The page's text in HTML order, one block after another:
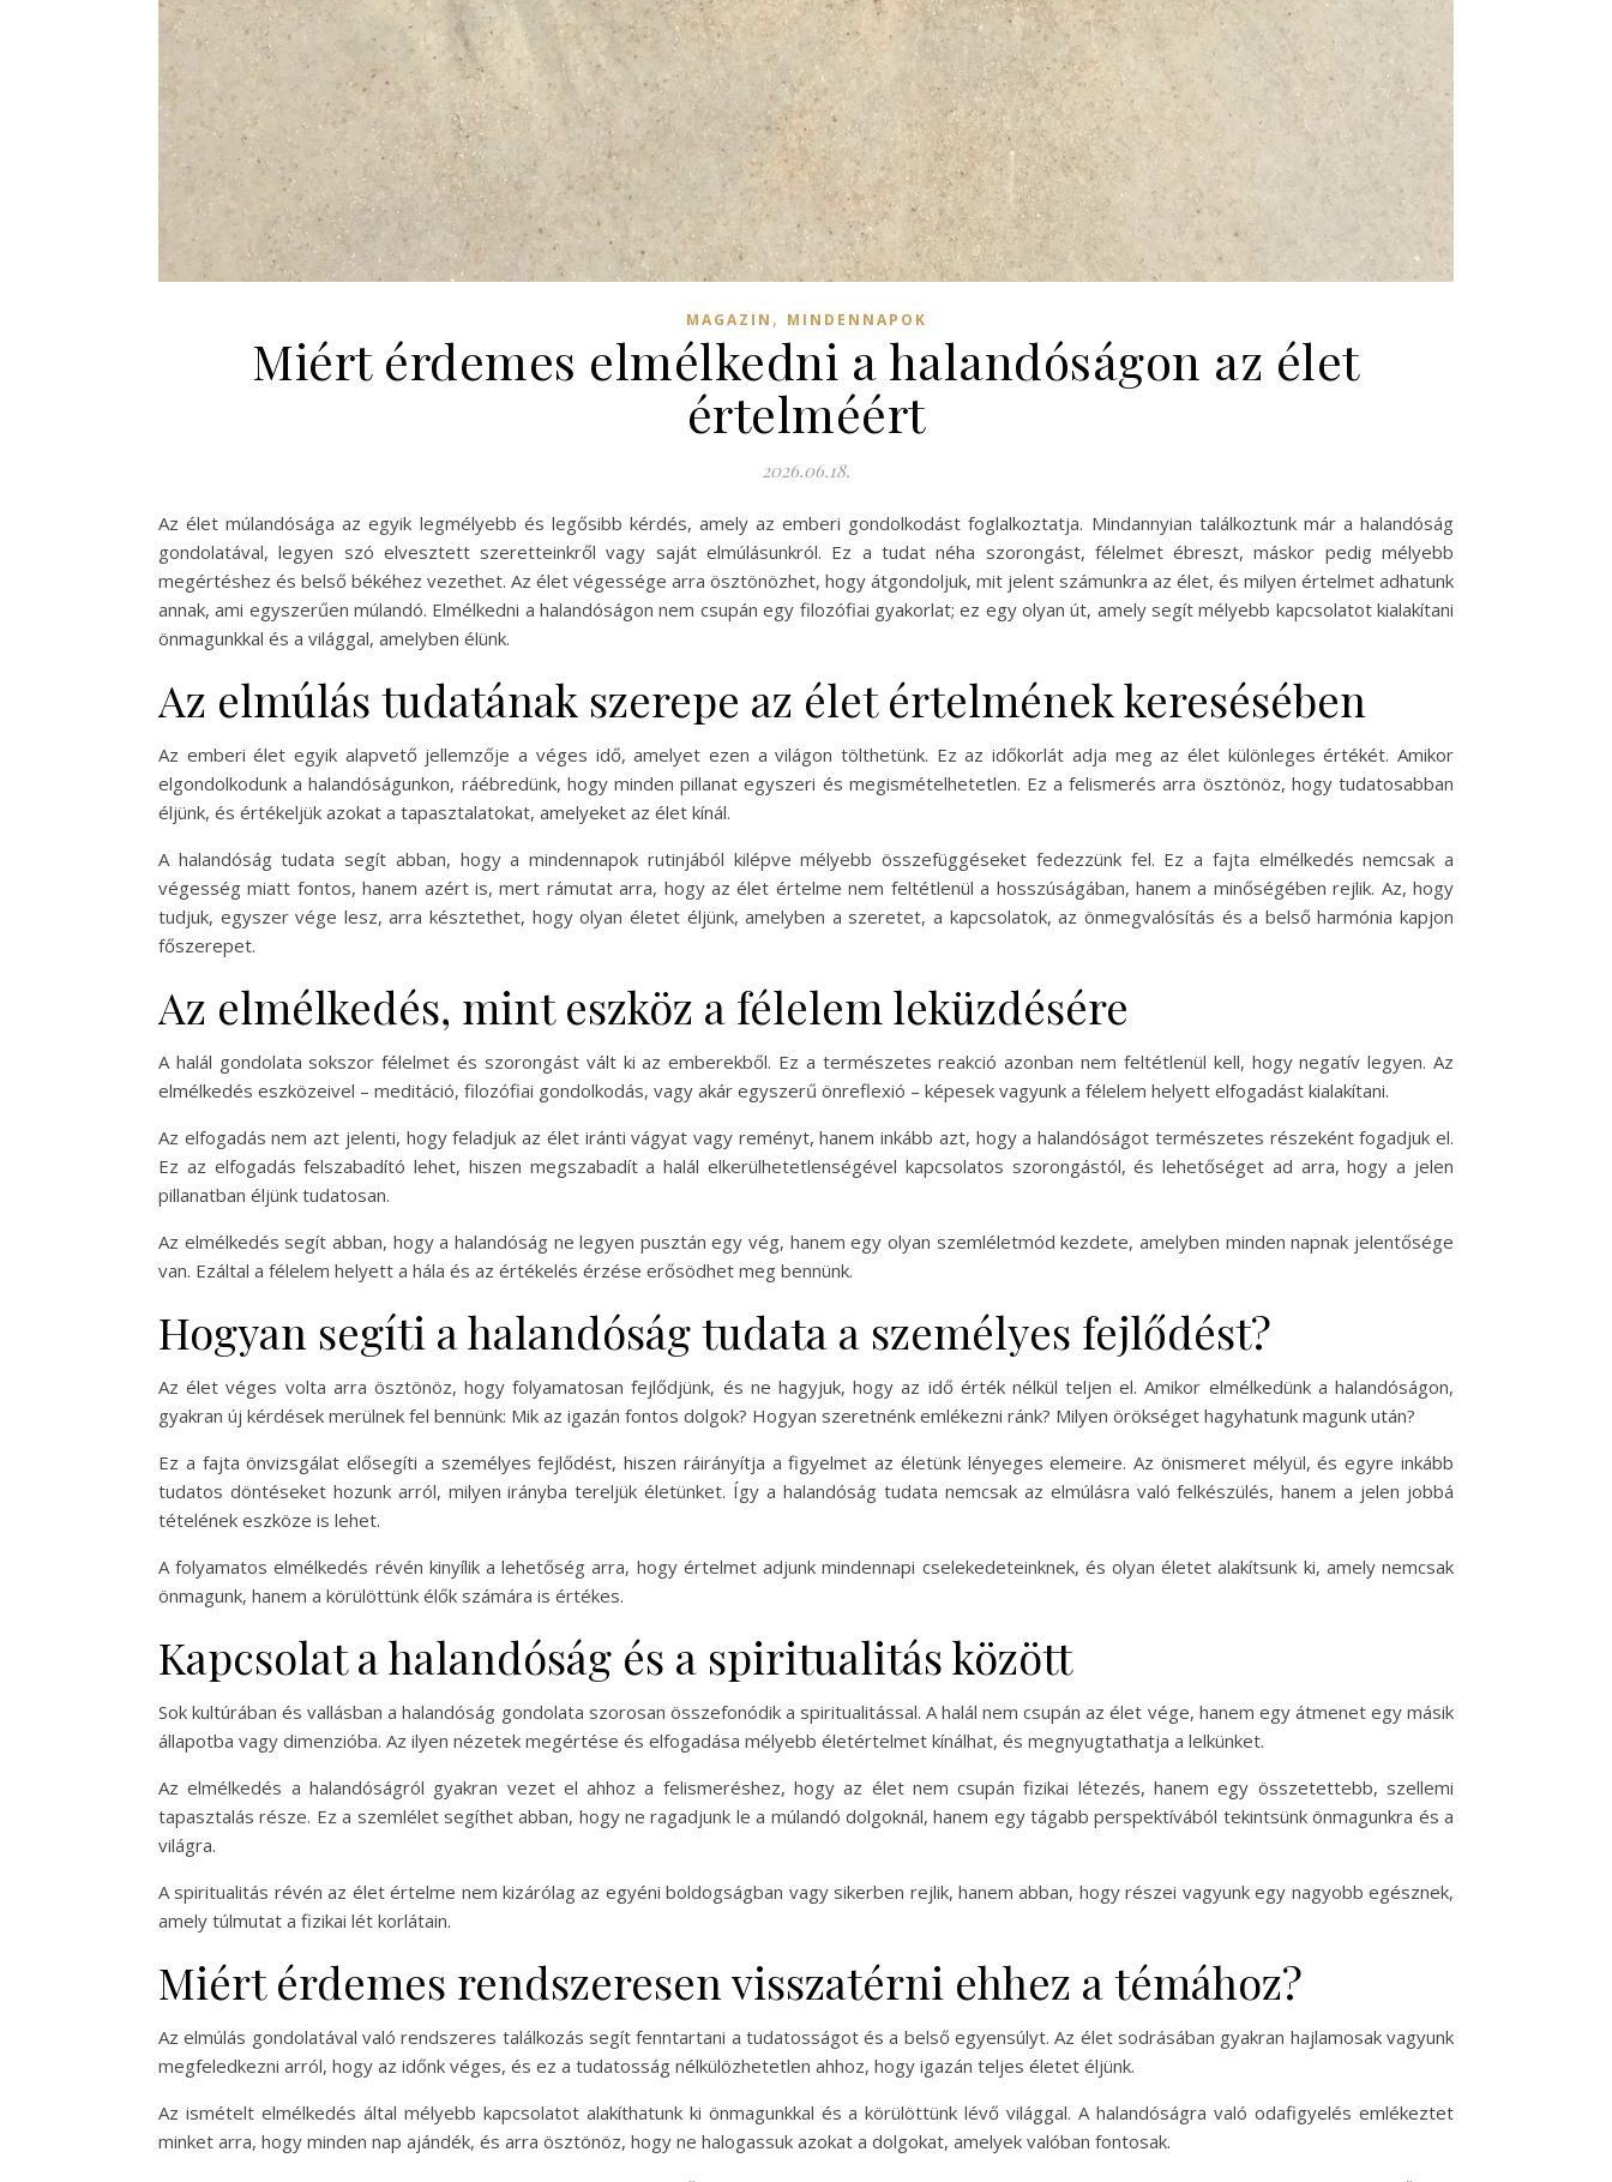
MAGAZIN , MINDENNAPOK
Miért érdemes elmélkedni a halandóságon az élet
értelméért
2026.06.18.
Az élet múlandósága az egyik legmélyebb és legősibb kérdés, amely az emberi gondolkodást foglalkoztatja. Mindannyian találkoztunk már a halandóság
gondolatával, legyen szó elvesztett szeretteinkről vagy saját elmúlásunkról. Ez a tudat néha szorongást, félelmet ébreszt, máskor pedig mélyebb
megértéshez és belső békéhez vezethet. Az élet végessége arra ösztönözhet, hogy átgondoljuk, mit jelent számunkra az élet, és milyen értelmet adhatunk
annak, ami egyszerűen múlandó. Elmélkedni a halandóságon nem csupán egy filozófiai gyakorlat; ez egy olyan út, amely segít mélyebb kapcsolatot kialakítani
önmagunkkal és a világgal, amelyben élünk.
Az elmúlás tudatának szerepe az élet értelmének keresésében
Az emberi élet egyik alapvető jellemzője a véges idő, amelyet ezen a világon tölthetünk. Ez az időkorlát adja meg az élet különleges értékét. Amikor
elgondolkodunk a halandóságunkon, ráébredünk, hogy minden pillanat egyszeri és megismételhetetlen. Ez a felismerés arra ösztönöz, hogy tudatosabban
éljünk, és értékeljük azokat a tapasztalatokat, amelyeket az élet kínál.
A halandóság tudata segít abban, hogy a mindennapok rutinjából kilépve mélyebb összefüggéseket fedezzünk fel. Ez a fajta elmélkedés nemcsak a
végesség miatt fontos, hanem azért is, mert rámutat arra, hogy az élet értelme nem feltétlenül a hosszúságában, hanem a minőségében rejlik. Az, hogy
tudjuk, egyszer vége lesz, arra késztethet, hogy olyan életet éljünk, amelyben a szeretet, a kapcsolatok, az önmegvalósítás és a belső harmónia kapjon
főszerepet.
Az elmélkedés, mint eszköz a félelem leküzdésére
A halál gondolata sokszor félelmet és szorongást vált ki az emberekből. Ez a természetes reakció azonban nem feltétlenül kell, hogy negatív legyen. Az
elmélkedés eszközeivel – meditáció, filozófiai gondolkodás, vagy akár egyszerű önreflexió – képesek vagyunk a félelem helyett elfogadást kialakítani.
Az elfogadás nem azt jelenti, hogy feladjuk az élet iránti vágyat vagy reményt, hanem inkább azt, hogy a halandóságot természetes részeként fogadjuk el.
Ez az elfogadás felszabadító lehet, hiszen megszabadít a halál elkerülhetetlenségével kapcsolatos szorongástól, és lehetőséget ad arra, hogy a jelen
pillanatban éljünk tudatosan.
Az elmélkedés segít abban, hogy a halandóság ne legyen pusztán egy vég, hanem egy olyan szemléletmód kezdete, amelyben minden napnak jelentősége
van. Ezáltal a félelem helyett a hála és az értékelés érzése erősödhet meg bennünk.
Hogyan segíti a halandóság tudata a személyes fejlődést?
Az élet véges volta arra ösztönöz, hogy folyamatosan fejlődjünk, és ne hagyjuk, hogy az idő érték nélkül teljen el. Amikor elmélkedünk a halandóságon,
gyakran új kérdések merülnek fel bennünk: Mik az igazán fontos dolgok? Hogyan szeretnénk emlékezni ránk? Milyen örökséget hagyhatunk magunk után?
Ez a fajta önvizsgálat elősegíti a személyes fejlődést, hiszen ráirányítja a figyelmet az életünk lényeges elemeire. Az önismeret mélyül, és egyre inkább
tudatos döntéseket hozunk arról, milyen irányba tereljük életünket. Így a halandóság tudata nemcsak az elmúlásra való felkészülés, hanem a jelen jobbá
tételének eszköze is lehet.
A folyamatos elmélkedés révén kinyílik a lehetőség arra, hogy értelmet adjunk mindennapi cselekedeteinknek, és olyan életet alakítsunk ki, amely nemcsak
önmagunk, hanem a körülöttünk élők számára is értékes.
Kapcsolat a halandóság és a spiritualitás között
Sok kultúrában és vallásban a halandóság gondolata szorosan összefonódik a spiritualitással. A halál nem csupán az élet vége, hanem egy átmenet egy másik
állapotba vagy dimenzióba. Az ilyen nézetek megértése és elfogadása mélyebb életértelmet kínálhat, és megnyugtathatja a lelkünket.
Az elmélkedés a halandóságról gyakran vezet el ahhoz a felismeréshez, hogy az élet nem csupán fizikai létezés, hanem egy összetettebb, szellemi
tapasztalás része. Ez a szemlélet segíthet abban, hogy ne ragadjunk le a múlandó dolgoknál, hanem egy tágabb perspektívából tekintsünk önmagunkra és a
világra.
A spiritualitás révén az élet értelme nem kizárólag az egyéni boldogságban vagy sikerben rejlik, hanem abban, hogy részei vagyunk egy nagyobb egésznek,
amely túlmutat a fizikai lét korlátain.
Miért érdemes rendszeresen visszatérni ehhez a témához?
Az elmúlás gondolatával való rendszeres találkozás segít fenntartani a tudatosságot és a belső egyensúlyt. Az élet sodrásában gyakran hajlamosak vagyunk
megfeledkezni arról, hogy az időnk véges, és ez a tudatosság nélkülözhetetlen ahhoz, hogy igazán teljes életet éljünk.
Az ismételt elmélkedés által mélyebb kapcsolatot alakíthatunk ki önmagunkkal és a körülöttünk lévő világgal. A halandóságra való odafigyelés emlékeztet
minket arra, hogy minden nap ajándék, és arra ösztönöz, hogy ne halogassuk azokat a dolgokat, amelyek valóban fontosak.